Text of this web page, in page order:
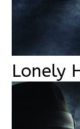
Lonely